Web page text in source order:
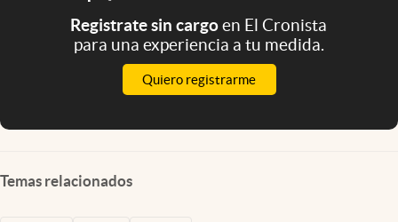
Registrate sin cargoen El Cronista
para una experiencia a tu medida.
Quiero registrarme
Temas relacionados